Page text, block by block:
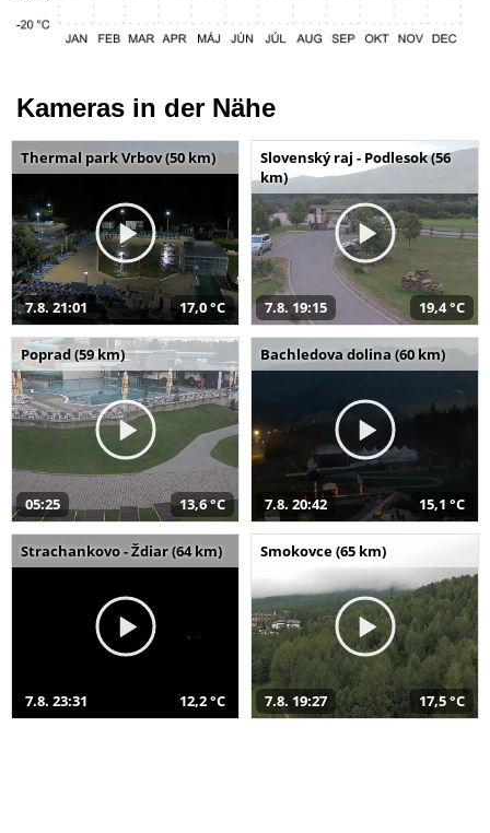
Kameras in der Nähe
Thermal park Vrbov (50 km)
7.8. 21:01 17,0 °C
Slovenský raj - Podlesok (56
km)
7.8. 19:15 19,4 °C
Poprad (59 km)
05:25 13,6 °C
Bachledova dolina (60 km)
7.8. 20:42 15,1 °C
Strachankovo - Ždiar (64 km)
7.8. 23:31 12,2 °C
Smokovce (65 km)
7.8. 19:27 17,5 °C